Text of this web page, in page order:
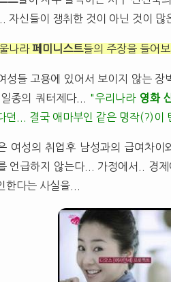
자신들이 쟁취한 것이 아닌 것이
나라페미니스트들의 주장을 들어
성들 고용에 있어서 보이지 않는
일종의 쿼터제다... "우리나라 영화
던... 결국 애마부인 같은 명작(?)이
여성의 취업후 남성과의 급여차
언급하지 않는다... 가정에서.. 경
한다는 사실을...